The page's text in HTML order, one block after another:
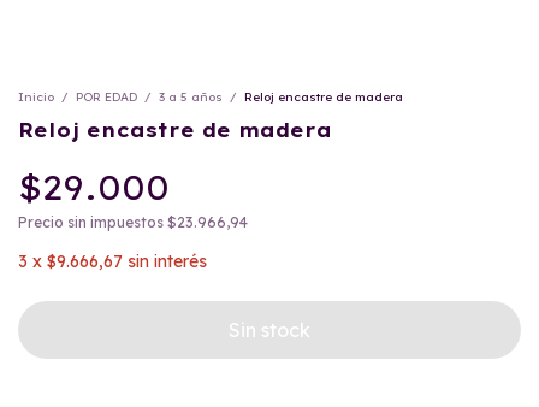
Inicio / POR EDAD / 3 a 5 años / Reloj encastre de madera
Reloj encastre de madera
$29.000
Precio sin impuestos $23.966,94
3 x $9.666,67 sin interés